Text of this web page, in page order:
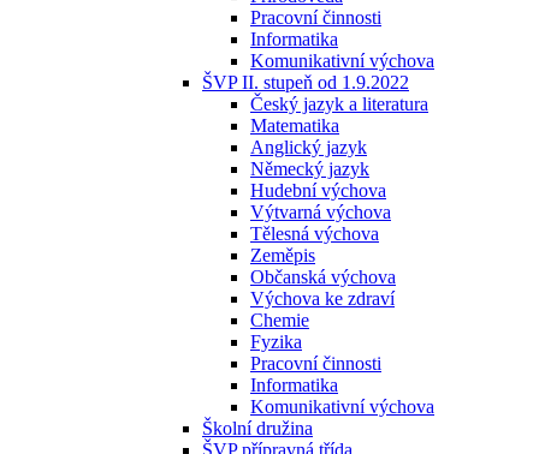
Pracovní činnosti
Informatika
Komunikativní výchova
ŠVP II. stupeň od 1.9.2022
Český jazyk a literatura
Matematika
Anglický jazyk
Německý jazyk
Hudební výchova
Výtvarná výchova
Tělesná výchova
Zeměpis
Občanská výchova
Výchova ke zdraví
Chemie
Fyzika
Pracovní činnosti
Informatika
Komunikativní výchova
Školní družina
ŠVP přípravná třída